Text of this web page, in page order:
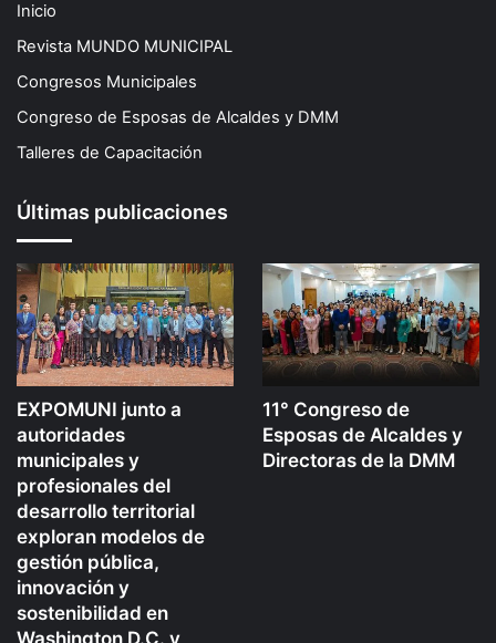
Inicio
Revista MUNDO MUNICIPAL
Congresos Municipales
Congreso de Esposas de Alcaldes y DMM
Talleres de Capacitación
Últimas publicaciones
EXPOMUNI junto a
autoridades
municipales y
profesionales del
desarrollo territorial
exploran modelos de
gestión pública,
innovación y
sostenibilidad en
Washington D.C. y
11° Congreso de
Esposas de Alcaldes y
Directoras de la DMM